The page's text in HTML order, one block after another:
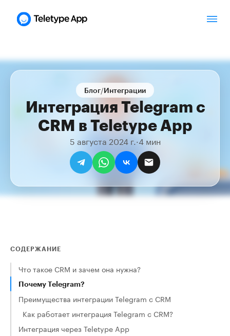
Блог/Интеграции
Интеграция Telegram с
CRM в Teletype App
5 августа 2024 г.·4 мин
СОДЕРЖАНИЕ
Что такое CRM и зачем она нужна?
Почему Telegram?
Преимущества интеграции Telegram с CRM
Как работает интеграция Telegram с CRM?
Интеграция через Teletype App